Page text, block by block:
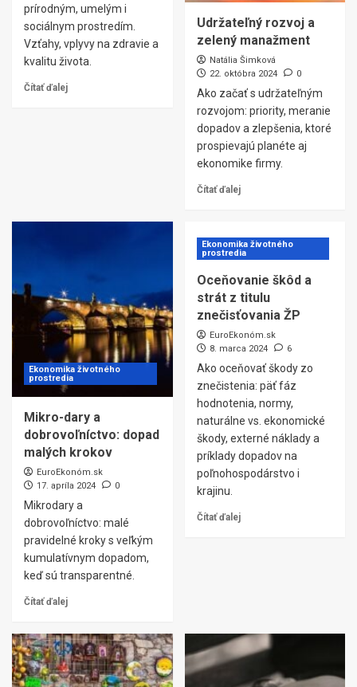
prírodným, umelým i
sociálnym prostredím.
Vzťahy, vplyvy na zdravie a
kvalitu života.
Čítať ďalej
Udržateľný rozvoj a
zelený manažment
Natália Šimková
22. októbra 2024
0
Ako začať s udržateľným
rozvojom: priority, meranie
dopadov a zlepšenia, ktoré
prospievajú planéte aj
ekonomike firmy.
Čítať ďalej
Ekonomika životného
prostredia
Mikro-dary a
dobrovoľníctvo: dopad
malých krokov
EuroEkonóm.sk
17. apríla 2024
0
Mikrodary a
dobrovoľníctvo: malé
pravidelné kroky s veľkým
kumulatívnym dopadom,
keď sú transparentné.
Čítať ďalej
Ekonomika životného
prostredia
Oceňovanie škôd a
strát z titulu
znečisťovania ŽP
EuroEkonóm.sk
8. marca 2024
6
Ako oceňovať škody zo
znečistenia: päť fáz
hodnotenia, normy,
naturálne vs. ekonomické
škody, externé náklady a
príklady dopadov na
poľnohospodárstvo i
krajinu.
Čítať ďalej